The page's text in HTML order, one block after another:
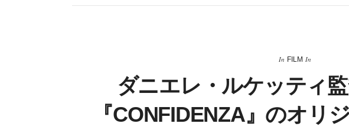
In FILM In
ダニエレ・ルケッティ
『CONFIDENZA』のオリ